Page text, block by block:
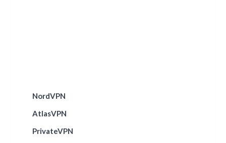
NordVPN
AtlasVPN
PrivateVPN